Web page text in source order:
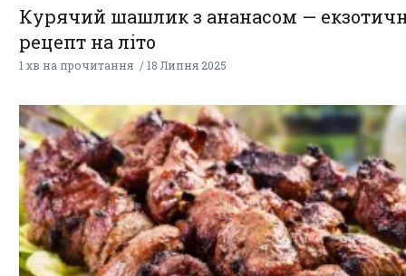
Курячий шашлик з ананасом —
рецепт на літо
1 хв на прочитання 18 Липня 2025